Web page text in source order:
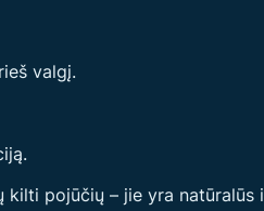
valgį.
pojūčių – jie yra natūralūs